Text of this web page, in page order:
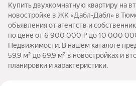
Купить двухкомнатную квартиру на
новостройке в ЖК «Дабл-Дабл» в
объявления от агентств и
по цене от 6 900 000 ₽ до 10 000
Недвижимости. В нашем каталоге
59,9 м² до 69,9 м² в новостройках и
планировки и характеристики.